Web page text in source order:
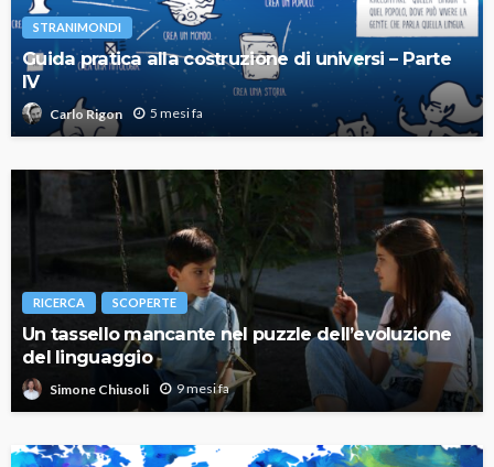
STRANIMONDI
Guida pratica alla costruzione di universi – Parte
IV
Carlo Rigon 5 mesi fa
RICERCA SCOPERTE
Un tassello mancante nel puzzle dell’evoluzione
del linguaggio
Simone Chiusoli 9 mesi fa